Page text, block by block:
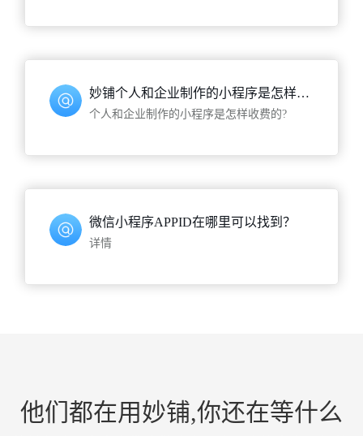
妙铺个人和企业制作的小程序是怎样收费的？
个人和企业制作的小程序是怎样收费的?
微信小程序APPID在哪里可以找到？
详情
他们都在用妙铺,你还在等什么